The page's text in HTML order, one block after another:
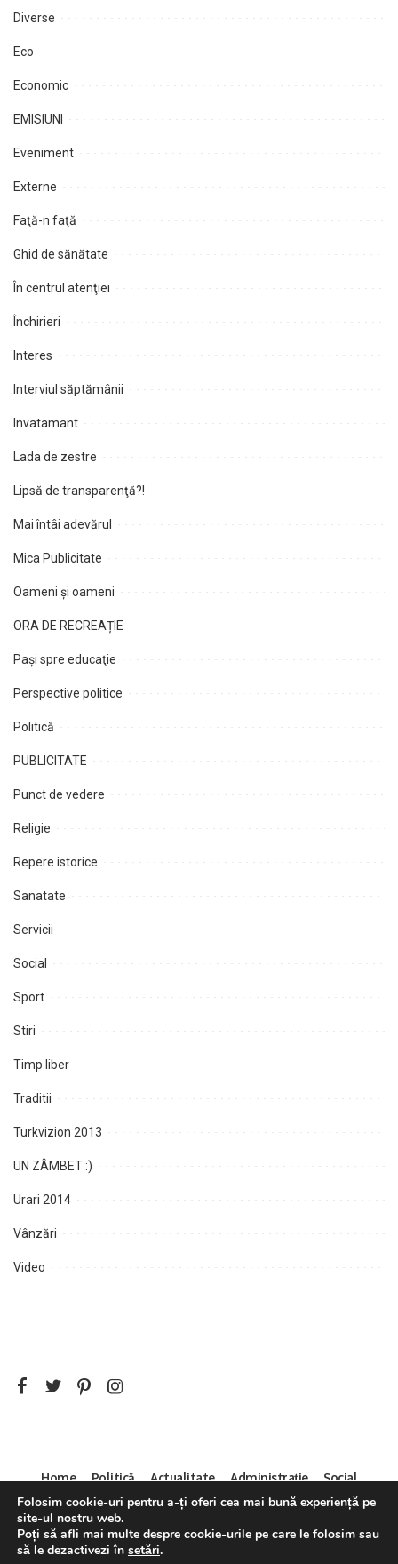
Diverse
Eco
Economic
EMISIUNI
Eveniment
Externe
Faţă-n faţă
Ghid de sănătate
În centrul atenţiei
Închirieri
Interes
Interviul săptămânii
Invatamant
Lada de zestre
Lipsă de transparenţă?!
Mai întâi adevărul
Mica Publicitate
Oameni şi oameni
ORA DE RECREAȚIE
Paşi spre educaţie
Perspective politice
Politică
PUBLICITATE
Punct de vedere
Religie
Repere istorice
Sanatate
Servicii
Social
Sport
Stiri
Timp liber
Traditii
Turkvizion 2013
UN ZÂMBET :)
Urari 2014
Vânzări
Video
Home Politică Actualitate Administrație
Social
Sport
Mica Publicitate Servicii
Contact
Folosim cookie-uri pentru a-ți oferi cea mai bună experiență pe
site-ul nostru web.
Poți să afli mai multe despre cookie-urile pe care le folosim sau
să le dezactivezi în setări.